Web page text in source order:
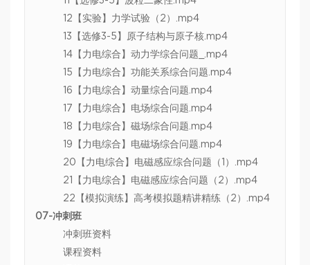
12【实验】力学试验（2）.mp4
13【选修3-5】原子结构与原子核.mp4
14【力电综合】动力学综合问题_.mp4
15【力电综合】功能关系综合问题.mp4
16【力电综合】动量综合问题.mp4
17【力电综合】电场综合问题.mp4
18【力电综合】磁场综合问题.mp4
19【力电综合】电磁场综合问题.mp4
20【力电综合】电磁感应综合问题（1）.mp4
21【力电综合】电磁感应综合问题（2）.mp4
22【模拟演练】高考模拟题精讲精练（2）.mp4
07-冲刺班
冲刺班资料
课程资料